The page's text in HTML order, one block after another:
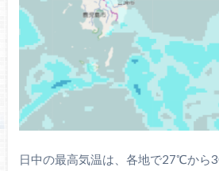
日中の最高気温は、各地で27℃から